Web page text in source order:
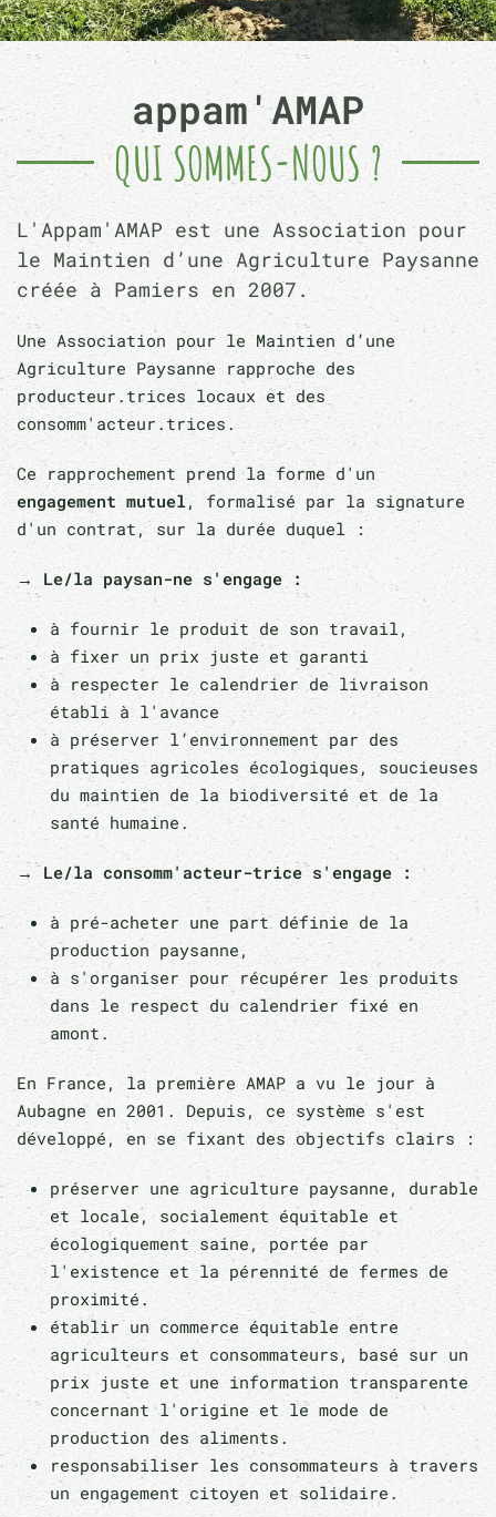
appam'AMAP
QUI SOMMES-NOUS ?
L'Appam'AMAP est une Association pour
le Maintien d’une Agriculture Paysanne
créée à Pamiers en 2007.
Une Association pour le Maintien d’une
Agriculture Paysanne rapproche des
producteur.trices locaux et des
consomm'acteur.trices.
Ce rapprochement prend la forme d'un
engagement mutuel, formalisé par la signature
d'un contrat, sur la durée duquel :
→ Le/la paysan-ne s'engage :
à fournir le produit de son travail,
à fixer un prix juste et garanti
à respecter le calendrier de livraison
établi à l'avance
à préserver l’environnement par des
pratiques agricoles écologiques, soucieuses
du maintien de la biodiversité et de la
santé humaine.
→ Le/la consomm'acteur-trice s'engage :
à pré-acheter une part définie de la
production paysanne,
à s'organiser pour récupérer les produits
dans le respect du calendrier fixé en
amont.
En France, la première AMAP a vu le jour à
Aubagne en 2001. Depuis, ce système s'est
développé, en se fixant des objectifs clairs :
préserver une agriculture paysanne, durable
et locale, socialement équitable et
écologiquement saine, portée par
l'existence et la pérennité de fermes de
proximité.
établir un commerce équitable entre
agriculteurs et consommateurs, basé sur un
prix juste et une information transparente
concernant l'origine et le mode de
production des aliments.
responsabiliser les consommateurs à travers
un engagement citoyen et solidaire.